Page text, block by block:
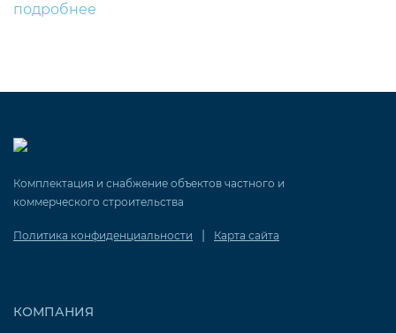
подробнее
Комплектация и снабжение объектов частного и
коммерческого строительства
Политика конфиденциальности Карта сайта
КОМПАНИЯ